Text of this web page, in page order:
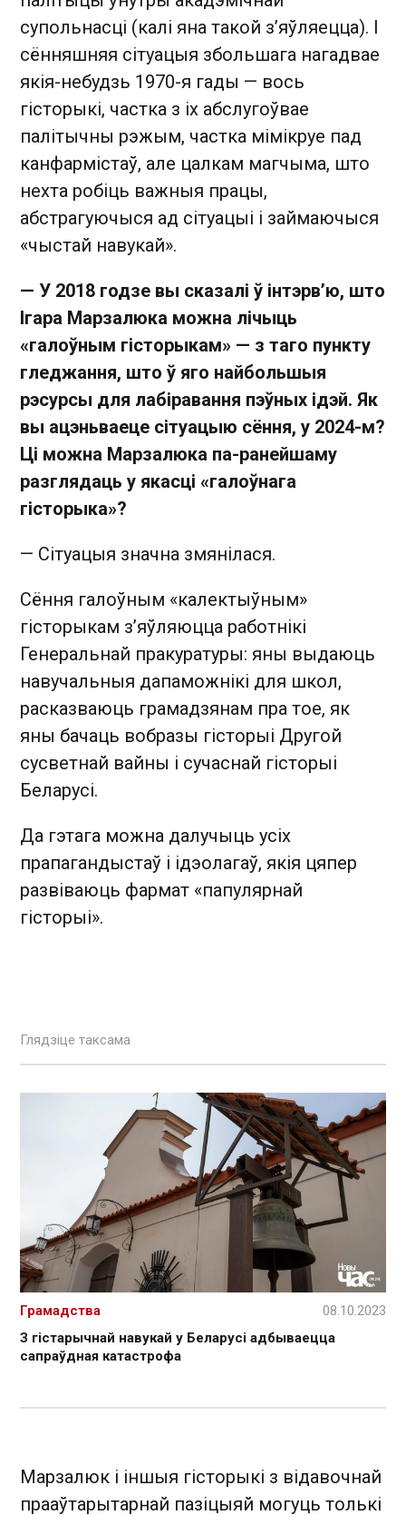
супольнасці (калі яна такой з’яўляецца). І
сённяшняя сітуацыя збольшага нагадвае
якія-небудзь 1970-я гады — вось
гісторыкі, частка з іх абслугоўвае
палітычны рэжым, частка мімікруе пад
канфармістаў, але цалкам магчыма, што
нехта робіць важныя працы,
абстрагуючыся ад сітуацыі і займаючыся
«чыстай навукай».
— У 2018 годзе вы сказалі ў інтэрв’ю, што
Ігара Марзалюка можна лічыць
«галоўным гісторыкам» — з таго пункту
гледжання, што ў яго найбольшыя
рэсурсы для лабіравання пэўных ідэй. Як
вы ацэньваеце сітуацыю сёння, у 2024-м?
Ці можна Марзалюка па-ранейшаму
разглядаць у якасці «галоўнага
гісторыка»?
— Сітуацыя значна змянілася.
Сёння галоўным «калектыўным»
гісторыкам з’яўляюцца работнікі
Генеральнай пракуратуры: яны выдаюць
навучальныя дапаможнікі для школ,
расказваюць грамадзянам пра тое, як
яны бачаць вобразы гісторыі Другой
сусветнай вайны і сучаснай гісторыі
Беларусі.
Да гэтага можна далучыць усіх
прапагандыстаў і ідэолагаў, якія цяпер
развіваюць фармат «папулярнай
гісторыі».
Глядзіце таксама
З гістарычнай навукай у Беларусі адбываецца
сапраўдная катастрофа
Грамадства 08.10.2023
Марзалюк і іншыя гісторыкі з відавочнай
прааўтарытарнай пазіцыяй могуць толькі